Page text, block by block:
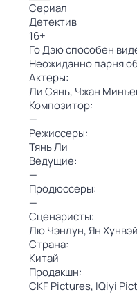
Сериал
Детектив
16+
Го Дэю способен
Неожиданно парня
Актеры:
Ли Сянь, Чжан
Композитор:
—
Режиссеры:
Тянь Ли
Ведущие:
—
Продюссеры:
—
Сценаристы:
Лю Чэнлун,Ян
Страна:
Китай
Продакшн:
CKF Pictures, IQiyi